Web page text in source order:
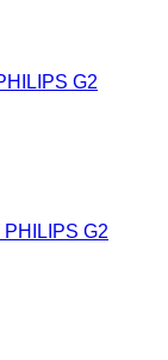
G2
G2